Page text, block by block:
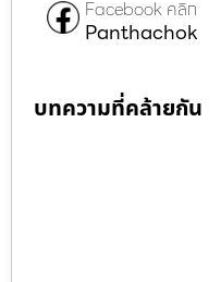
Facebook คลิก
Panthachok
บทความที่คล้ายกัน